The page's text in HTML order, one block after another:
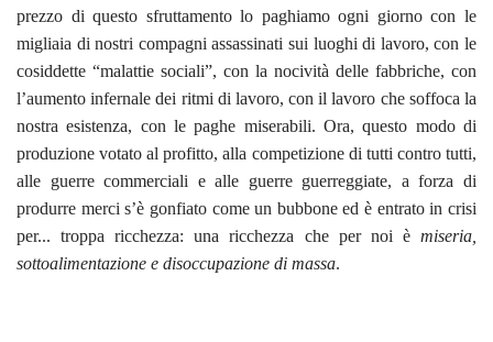
prezzo di questo sfruttamento lo paghiamo ogni giorno con le
migliaia di nostri compagni assassinati sui luoghi di lavoro, con le
cosiddette “malattie sociali”, con la nocività delle fabbriche, con
l’aumento infernale dei ritmi di lavoro, con il lavoro che soffoca la
nostra esistenza, con le paghe miserabili. Ora, questo modo di
produzione votato al profitto, alla competizione di tutti contro tutti,
alle guerre commerciali e alle guerre guerreggiate, a forza di
produrre merci s’è gonfiato come un bubbone ed è entrato in crisi
per... troppa ricchezza: una ricchezza che per noi è miseria,
sottoalimentazione e disoccupazione di massa.